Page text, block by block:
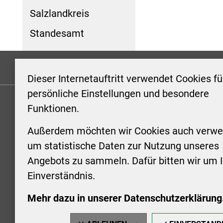
Dieser Internetauftritt verwendet Cookies
persönliche Einstellungen und besondere
Funktionen.
Außerdem möchten wir Cookies auch
um statistische Daten zur Nutzung unseres
Angebots zu sammeln. Dafür bitten wir um
Einverständnis.
Mehr dazu in unserer
Salzlandkreis
Standesamt
KONTAKT
Stadt Aschersleben
Markt 1
06449 Aschersleben
+49 3473 958-0
stadt@aschersleben.de
https://www.aschersleben.de/
Montag:
Uhr
Uhr
vorheriger